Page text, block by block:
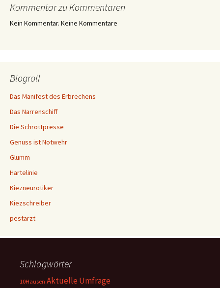
Kommentar zu Kommentaren
Kein Kommentar. Keine Kommentare
Blogroll
Das Manifest des Erbrechens
Das Narrenschiff
Die Schrottpresse
Genuss ist Notwehr
Glumm
Hartelinie
Kiezneurotiker
Kiezschreiber
pestarzt
Schlagwörter
10Hausen Aktuelle Umfrage